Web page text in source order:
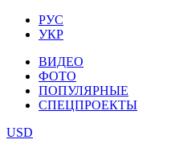
РУС
УКР
ВИДЕО
ФОТО
ПОПУЛЯРНЫЕ
СПЕЦПРОЕКТЫ
USD